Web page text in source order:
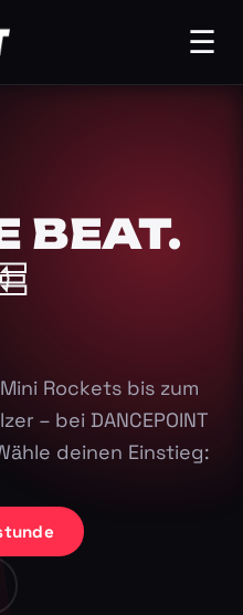
☰
BEAT.
Rockets bis zum
– bei DANCEPOINT
deinen Einstieg: